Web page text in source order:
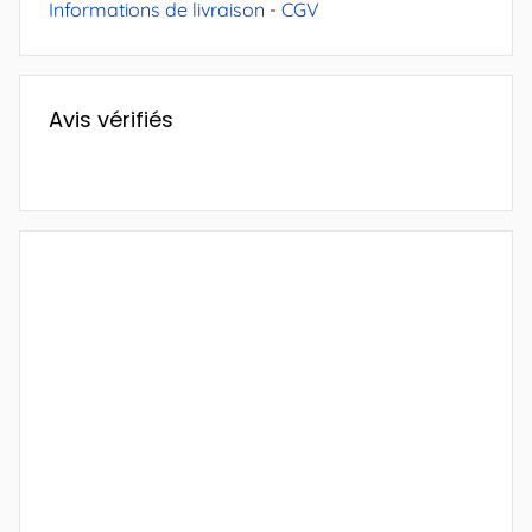
Informations de livraison - CGV
Avis vérifiés